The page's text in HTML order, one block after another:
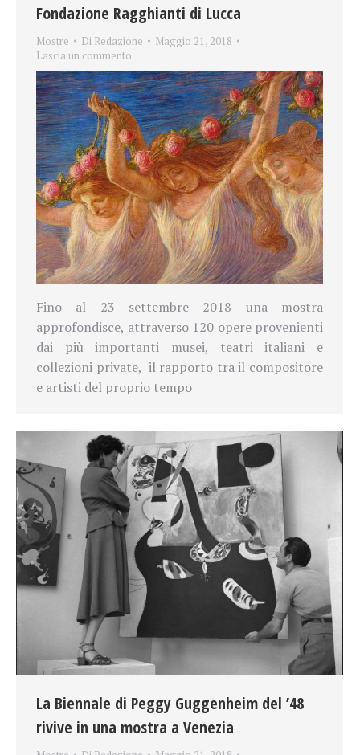
Fondazione Ragghianti di Lucca
Mostre Di Redazione
Maggio 21, 2018
Lascia un commento
Fino al 23 settembre 2018 una mostra
approfondisce, attraverso 120 opere provenienti
dai più importanti musei, teatri italiani e
collezioni private, il rapporto tra il compositore
e artisti del proprio tempo
La Biennale di Peggy Guggenheim del ’48
rivive in una mostra a Venezia